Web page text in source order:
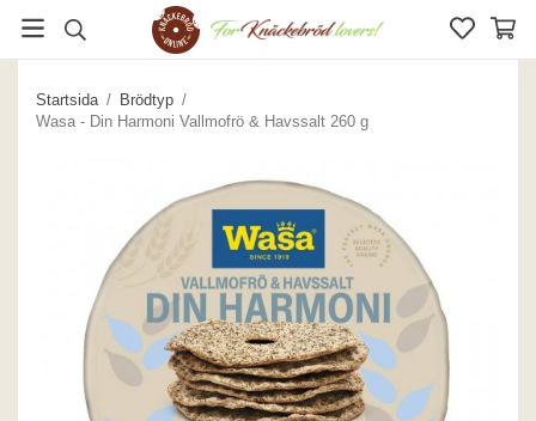
Startsida / Brödtyp /
Wasa - Din Harmoni Vallmofrö & Havssalt 260 g